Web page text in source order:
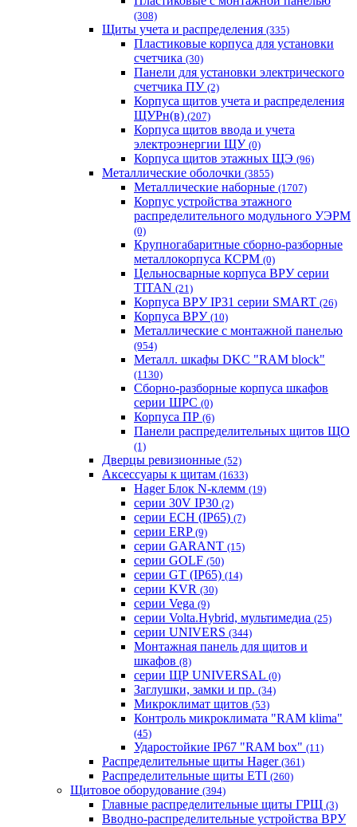
(308)
Щиты учета и распределения (335)
Пластиковые корпуса для установки
счетчика (30)
Панели для установки электрического
счетчика ПУ (2)
Корпуса щитов учета и распределения
ЩУРн(в) (207)
Корпуса щитов ввода и учета
электроэнергии ЩУ (0)
Корпуса щитов этажных ЩЭ (96)
Металлические оболочки (3855)
Металлические наборные (1707)
Корпус устройства этажного
распределительного модульного УЭРМ
(0)
Крупногабаритные сборно-разборные
металлокорпуса КСРМ (0)
Цельносварные корпуса ВРУ серии
TITAN (21)
Корпуса ВРУ IP31 серии SMART (26)
Корпуса ВРУ (10)
Металлические с монтажной панелью
(954)
Металл. шкафы DKC "RAM block"
(1130)
Сборно-разборные корпуса шкафов
серии ШРС (0)
Корпуса ПР (6)
Панели распределительных щитов ЩО
(1)
Дверцы ревизионные (52)
Аксессуары к щитам (1633)
Hager Блок N-клемм (19)
серии 30V IP30 (2)
серии ECH (IP65) (7)
серии ERP (9)
серии GARANT (15)
серии GOLF (50)
серии GT (IP65) (14)
серии KVR (30)
серии Vega (9)
серии Volta.Hybrid, мультимедиа (25)
серии UNIVERS (344)
Монтажная панель для щитов и
шкафов (8)
серии ЩР UNIVERSAL (0)
Заглушки, замки и пр. (34)
Микроклимат щитов (53)
Контроль микроклимата "RAM klima"
(45)
Ударостойкие IP67 "RAM box" (11)
Распределительные щиты Hager (361)
Распределительные щиты ETI (260)
Щитовое оборудование (394)
Главные распределительные щиты ГРЩ (3)
Вводно-распределительные устройства ВРУ